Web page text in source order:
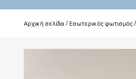
Αρχική σελίδα Εσωτερικός φωτισμός